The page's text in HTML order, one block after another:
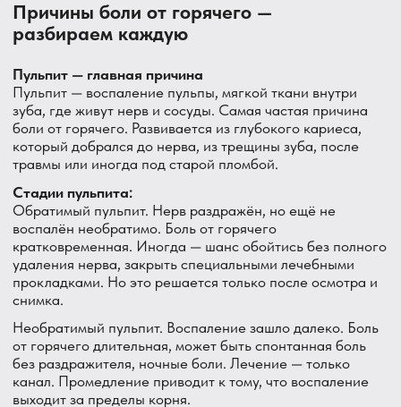
Трещина зуба
Трещина может идти вертикально через всю коронку
раздражается пульпа. Боль острая, иногда с
прострелом, появляется при жевании и от горячего
одновременно.
Трещина часто не видна на снимке. Диагностируется
специальными методами. В зависимости от глубины —
пломба, вкладка или коронка. Если трещина дошла до
корня — зуб, к сожалению, не сохранить.
Пульпит под пломбой или коронкой
Зуб был пролечен, стоит пломба или коронка. Нерв не
удалялся. И вот спустя год-два — реакция на горячее.
Значит, под пломбой развился вторичный кариес, или
пломба дала микротрещину, или нерв был изначально
раздражён при лечении.
Решение — снять пломбу, оценить состояние нерва, при
необходимости пролечить канал и поставить новую
пломбу.
вовремя. Промедление — и кариес переходит в пульпит
Периодонтит в стадии обострения
Когда воспаление уже вышло за пределы корня и
может реагировать на горячее, плюс боль при
надавливании, иногда отёк десны. На снимке —
затемнение у верхушки корня.
Это уже перелечивание каналов или хирургия (резекция
верхушки корня). Чем раньше — тем больше шансов
сохранить зуб.